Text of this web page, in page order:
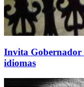
Invita Gobernador
idiomas